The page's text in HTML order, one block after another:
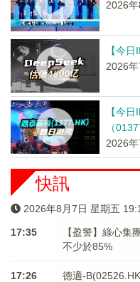
2026
【今
2026
【今
（
2026
快訊
2026年8月7日 星期五
17:35
【盈警】綠心集
不少於85%
17:26 德適-